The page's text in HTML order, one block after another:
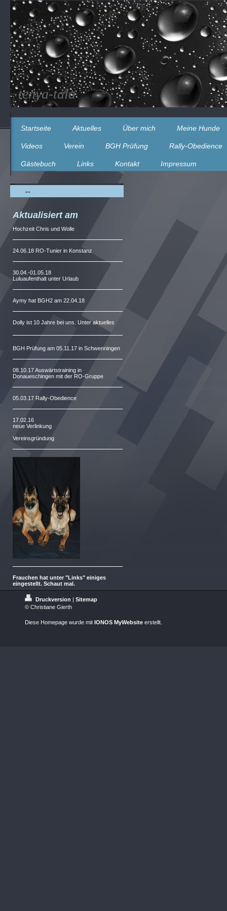
tenya-tala
Startseite Aktuelles Über mich Meine Hunde
Videos Verein BGH Prüfung Rally-Obedience
Gästebuch Links Kontakt Impressum
--
Aktualisiert am
Hochzeit Chris und Wolle
24.06.18 RO-Tunier in Konstanz
30.04.-01.05.18
Luluaufenthalt unter Urlaub
Aymy hat BGH2 am 22.04.18
Dolly ist 10 Jahre bei uns. Unter aktuelles
BGH Prüfung am 05.11.17 in Schwenningen
08.10.17 Auswärtstraining in
Donaueschingen mit der RO-Gruppe
05.03.17 Rally-Obedience
17.02.16
neue Verlinkung
Vereinsgründung
Frauchen hat unter "Links" einiges
eingestellt. Schaut mal.
Druckversion | Sitemap
© Christiane Gierth
Diese Homepage wurde mit IONOS MyWebsite erstellt.